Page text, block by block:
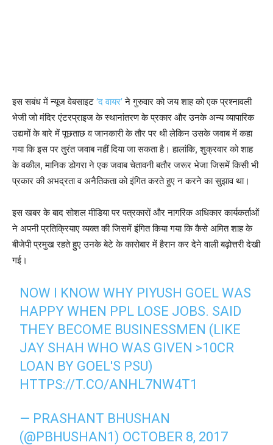
इस सबंध में न्यूज वेबसाइट ‘द वायर’ने गुरुवार को जय शाह को एक प्रश्नावली
भेजी जो मंदिर एंटरप्राइज के स्थानांतरण के प्रकार और उनके अन्य व्यापारिक
उद्यमों के बारे में पूछताछ व जानकारी के तौर पर थी लेकिन उसके जवाब में कहा
गया कि इस पर तुरंत जवाब नहीं दिया जा सकता है। हालांकि, शुक्रवार को शाह
के वकील, मानिक डोगरा ने एक जवाब चेतावनी बतौर जरूर भेजा जिसमें किसी भी
प्रकार की अभद्रता व अनैतिकता को इंगित करते हुए न करने का सुझाव था।
इस खबर के बाद सोशल मीडिया पर पत्रकारों और नागरिक अधिकार कार्यकर्ताओं
ने अपनी प्रतिक्रियाए व्यक्त की जिसमें इंगित किया गया कि कैसे अमित शाह के
बीजेपी प्रमुख रहते हुुए उनके बेटे के कारोबार में हैरान कर देने वाली बढ़ोत्तरी देखी
गई।
NOW I KNOW WHY PIYUSH GOEL WAS
HAPPY WHEN PPL LOSE JOBS. SAID
THEY BECOME BUSINESSMEN (LIKE
JAY SHAH WHO WAS GIVEN >10CR
LOAN BY GOEL'S PSU)
HTTPS://T.CO/ANHL7NW4T1
— PRASHANT BHUSHAN
(@PBHUSHAN1) OCTOBER 8, 2017